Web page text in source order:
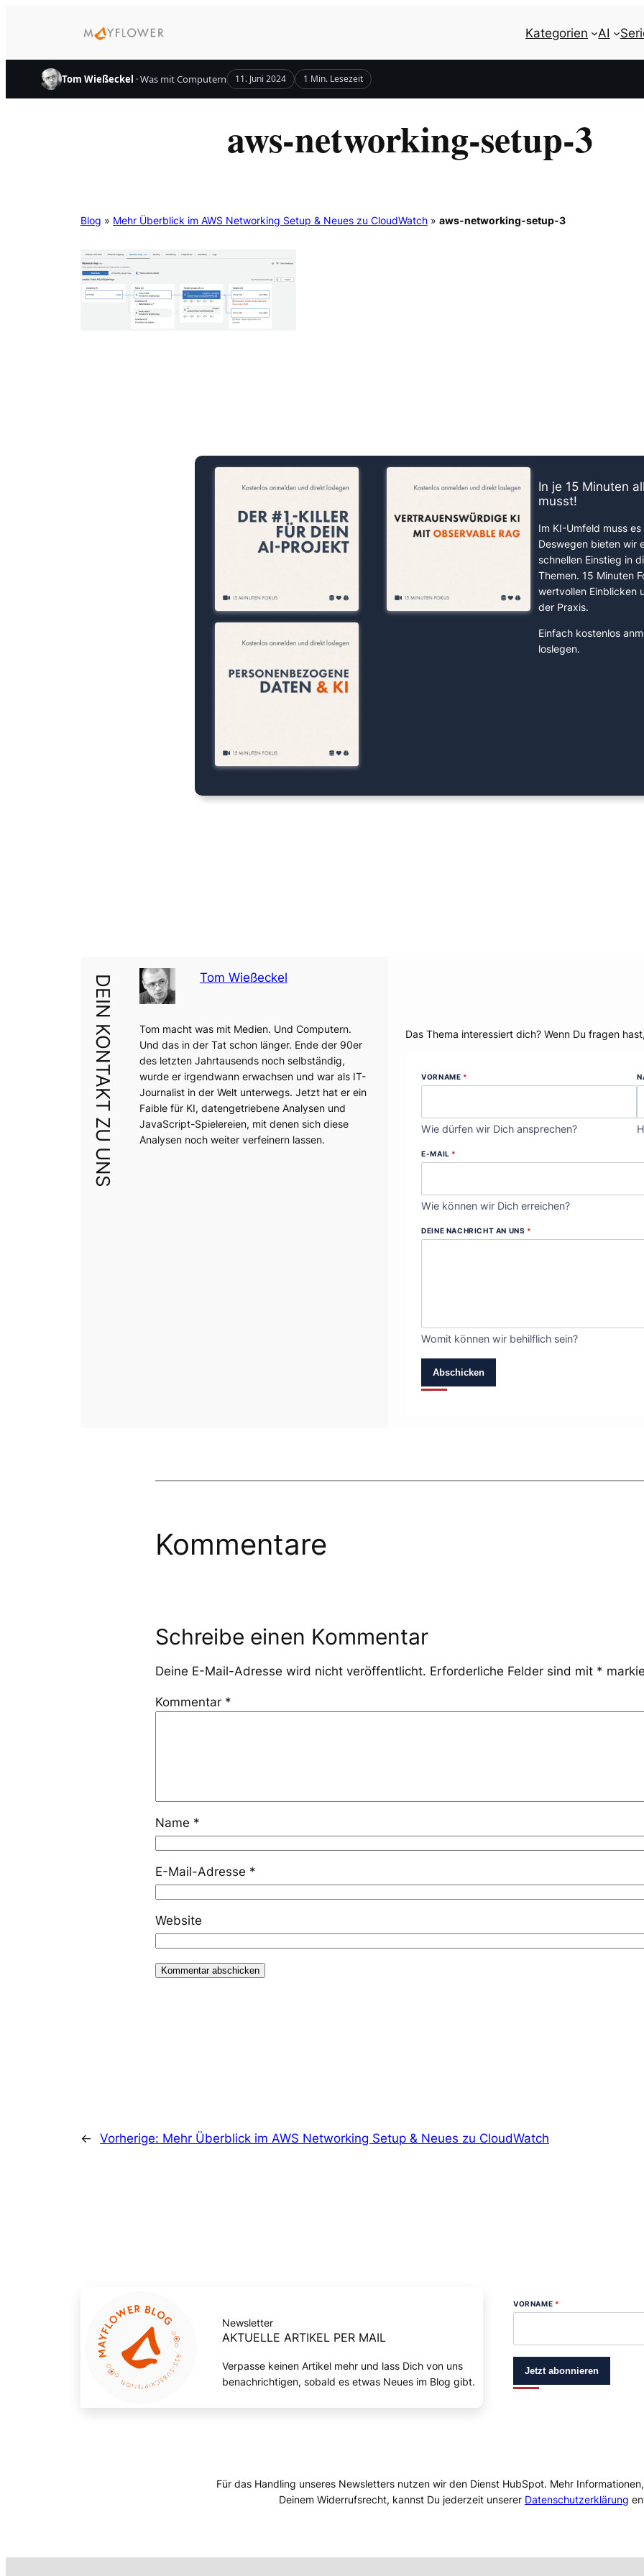
Kategorien AI
Tom Wießeckel · Was mit Computern 11. Juni 2024 1 Min. Lesezeit
aws-networking-setup-3
Blog » Mehr Überblick im AWS Networking Setup & Neues zu CloudWatch » aws-networking-setup-3
In je 15 Minuten
musst!
Im KI-Umfeld muss
Deswegen bieten wir
schnellen Einstieg in
Themen. 15 Minuten
wertvollen Einblicken
der Praxis.
Einfach kostenlos
loslegen.
DEIN KONTAKT ZU UNS Tom Wießeckel
Tom macht was mit Medien. Und Computern.
Und das in der Tat schon länger. Ende der 90er
des letzten Jahrtausends noch selbständig,
wurde er irgendwann erwachsen und war als IT-
Journalist in der Welt unterwegs. Jetzt hat er ein
Faible für KI, datengetriebene Analysen und
JavaScript-Spielereien, mit denen sich diese
Analysen noch weiter verfeinern lassen.
Das Thema interessiert dich? Wenn Du fragen
VORNAME *
Wie dürfen wir Dich ansprechen?
E-MAIL *
Wie können wir Dich erreichen?
DEINE NACHRICHT AN UNS *
Womit können wir behilflich sein?
Abschicken
Kommentare
Schreibe einen Kommentar
Deine E-Mail-Adresse wird nicht veröffentlicht. Erforderliche Felder sind mit *
Kommentar *
Name *
E-Mail-Adresse *
Website
← Vorherige: Mehr Überblick im AWS Networking Setup & Neues zu CloudWatch
Newsletter
AKTUELLE ARTIKEL PER MAIL
Verpasse keinen Artikel mehr und lass Dich von uns
benachrichtigen, sobald es etwas Neues im Blog gibt.
VORNAME *
Jetzt abonnieren
Für das Handling unseres Newsletters nutzen wir den Dienst HubSpot. Mehr
Deinem Widerrufsrecht, kannst Du jederzeit unserer Datenschutzerklärung